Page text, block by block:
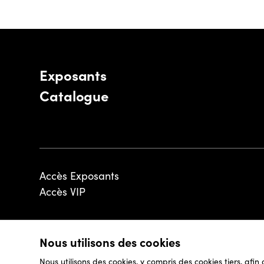
Nous utilisons des cookies
Nous utilisons des cookies, y compris des cookies tiers,
Exposants
Catalogue
Accès Exposants
Accès VIP
© 2026 - Luxembourg Art Week S.A.